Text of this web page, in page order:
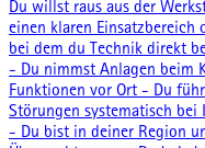
Du willst raus aus der
einen klaren Einsatzbereich
bei dem du Technik direkt
- Du nimmst Anlagen beim
Funktionen vor Ort - Du
Störungen systematisch
- Du bist in deiner Region